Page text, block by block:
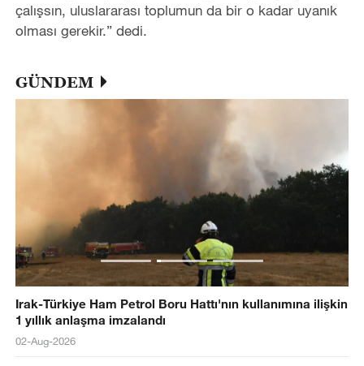
çalışsın, uluslararası toplumun da bir o kadar uyanık
olması gerekir.” dedi.
GÜNDEM
Irak-Türkiye Ham Petrol Boru Hattı'nın kullanımına ilişkin
1 yıllık anlaşma imzalandı
02-Aug-2026